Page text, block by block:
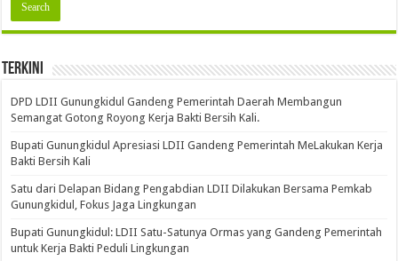
Terkini
DPD LDII Gunungkidul Gandeng Pemerintah Daerah Membangun
Semangat Gotong Royong Kerja Bakti Bersih Kali.
Bupati Gunungkidul Apresiasi LDII Gandeng Pemerintah MeLakukan Kerja
Bakti Bersih Kali ‎
Satu dari Delapan Bidang Pengabdian LDII Dilakukan Bersama Pemkab
Gunungkidul, Fokus Jaga Lingkungan
Bupati Gunungkidul: LDII Satu-Satunya Ormas yang Gandeng Pemerintah
untuk Kerja Bakti Peduli Lingkungan